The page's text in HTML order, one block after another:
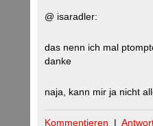
@ isaradler:
das nenn ich mal
danke
naja, kann mir ja nicht
Kommentieren |